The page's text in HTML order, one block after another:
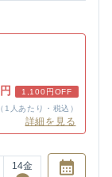
1,100円OFF
（1人あたり・税込）
詳細を見る
14金